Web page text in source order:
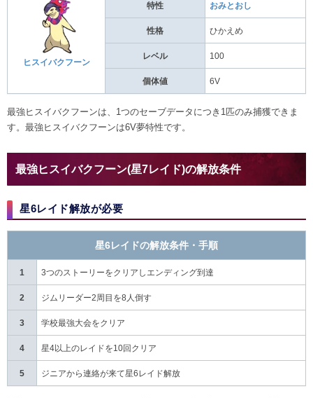
ヒスイバクフーン
特性 おみとおし
性格 ひかえめ
レベル 100
個体値 6V
最強ヒスイバクフーンは、1つのセーブデータにつき1匹のみ捕獲できま
す。最強ヒスイバクフーンは6V夢特性です。
最強ヒスイバクフーン(星7レイド)の解放条件
星6レイド解放が必要
星6レイドの解放条件・手順
1 3つのストーリーをクリアしエンディング到達
2 ジムリーダー2周目を8人倒す
3 学校最強大会をクリア
4 星4以上のレイドを10回クリア
5 ジニアから連絡が来て星6レイド解放